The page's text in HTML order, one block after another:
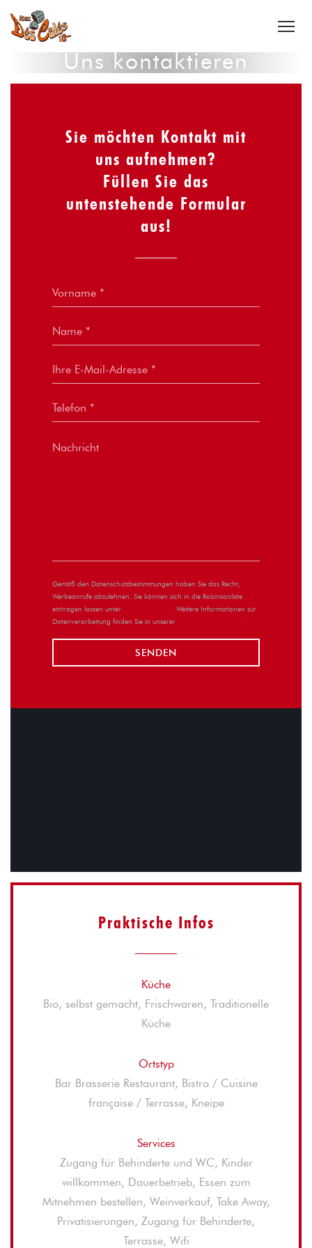
Uns kontaktieren
Sie möchten Kontakt mit
uns aufnehmen?
Füllen Sie das
untenstehende Formular
aus!
Gemäß den Datenschutzbestimmungen haben Sie das Recht,
Werbeanrufe abzulehnen. Sie können sich in die Robinsonliste
eintragen lassen unter
. Weitere Informationen zur
Datenverarbeitung finden Sie in unserer
.
Praktische Infos
Küche
Bio, selbst gemacht, Frischwaren, Traditionelle
Küche
Ortstyp
Bar Brasserie Restaurant, Bistro / Cuisine
française / Terrasse, Kneipe
Services
Zugang für Behinderte und WC, Kinder
willkommen, Dauerbetrieb, Essen zum
Mitnehmen bestellen, Weinverkauf, Take Away,
Privatisierungen, Zugang für Behinderte,
Terrasse, Wifi